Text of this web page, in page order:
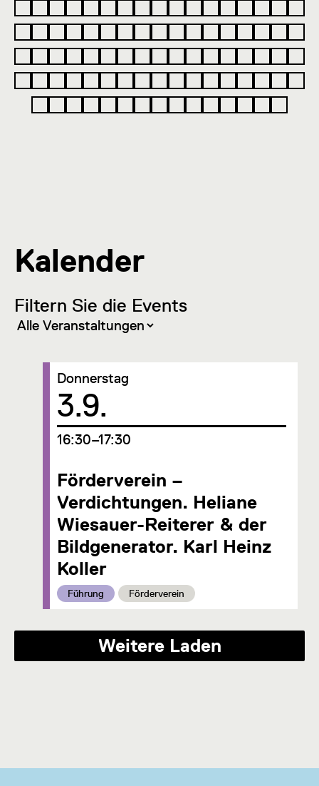
Kalender
Filtern Sie die Events
Förderverein –
Verdichtungen. Heliane
Wiesauer-Reiterer & der
Bildgenerator. Karl Heinz
Koller
Kategorie:
Führung Kategorie:
Förderverein
Donnerstag
Datum
3.9.
um
16:30–17:30
Weitere Laden